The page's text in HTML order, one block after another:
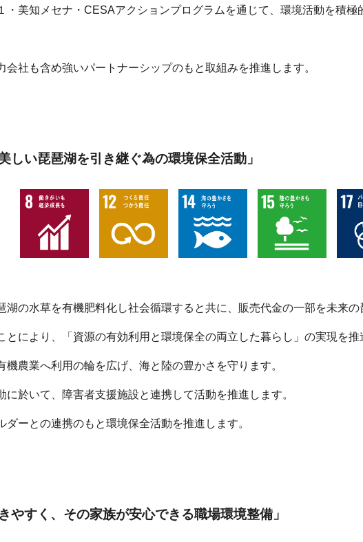
・美知メセナ・CESAアクションプログラムを通じて、環境活動を積極
会社も含め強いパートナーシップのもと取組みを推進します。
しい琵琶湖を引き継ぐ為の環境保全活動」
湖の水草を有機肥料化し社会循環すると共に、販売代金の一部を未来
とにより、「資源の有効利用と環境保全の両立した暮らし」の実現を推
機農業へ利用の輪を広げ、海と陸の豊かさを守ります。
に於いて、障害者支援施設と連携して活動を推進します。
ダーとの連携のもと環境保全活動を推進します。
やすく、その家族が安心できる職場環境整備」